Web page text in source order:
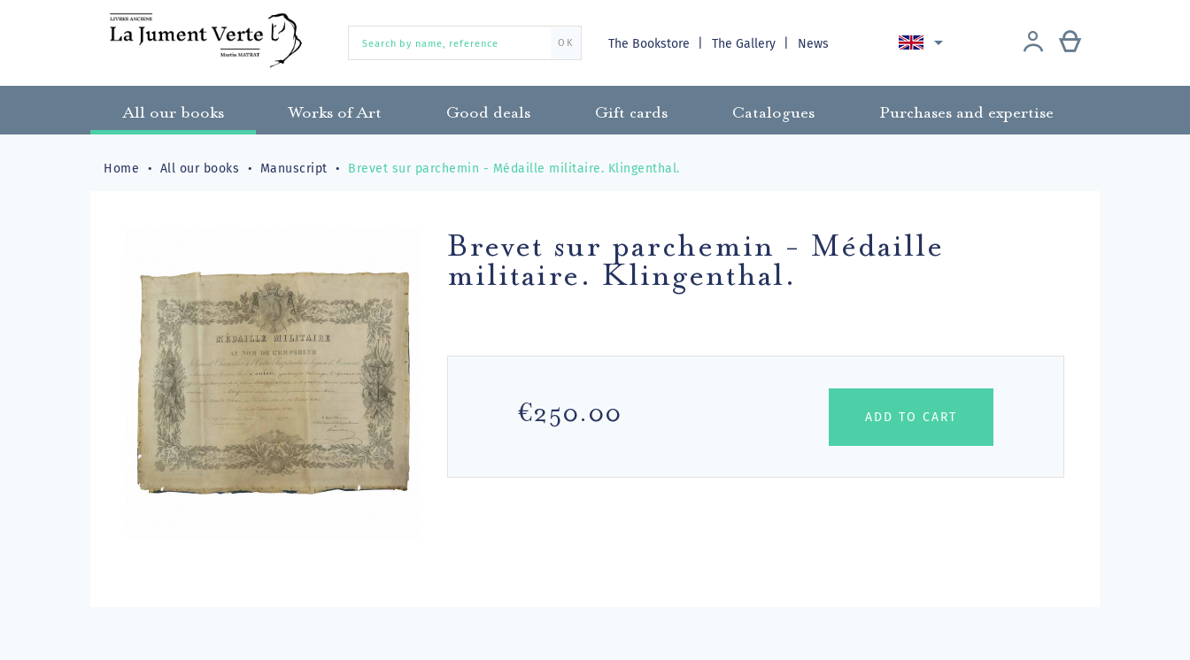
OK The Bookstore The Gallery News 
All our books Works of Art Good deals Gift cards Catalogues Purchases and expertise
Home All our books Manuscript Brevet sur parchemin - Médaille militaire. Klingenthal.
Brevet sur parchemin - Médaille
militaire. Klingenthal.
€250.00
ADD TO CART